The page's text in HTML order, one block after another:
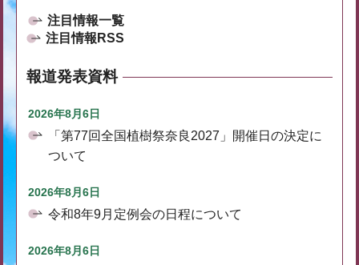
注目情報一覧
注目情報RSS
報道発表資料
2026年8月6日
「第77回全国植樹祭奈良2027」開催日の決定に
ついて
2026年8月6日
令和8年9月定例会の日程について
2026年8月6日